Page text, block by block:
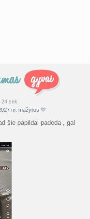
sek.
m. mažylius 💛
šie papildai padeda , gal